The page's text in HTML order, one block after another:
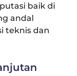
baik di
andal
teknis dan